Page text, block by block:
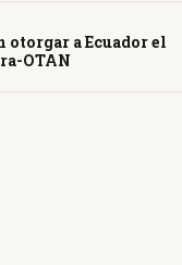
otorgar a Ecuador el
OTAN